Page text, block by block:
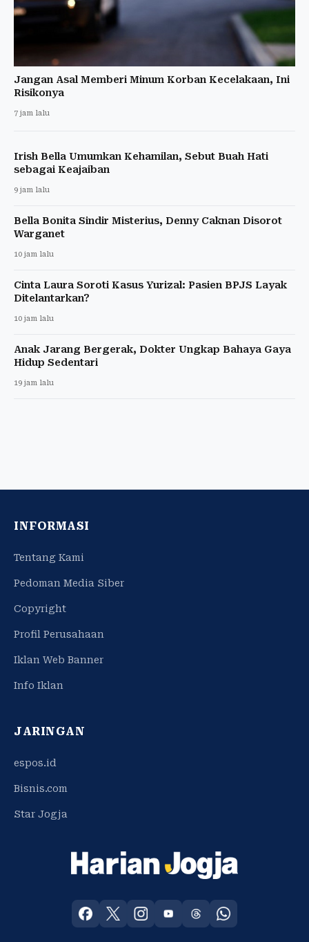
Jangan Asal Memberi Minum Korban Kecelakaan, Ini
Risikonya
7 jam lalu
Irish Bella Umumkan Kehamilan, Sebut Buah Hati
sebagai Keajaiban
9 jam lalu
Bella Bonita Sindir Misterius, Denny Caknan Disorot
Warganet
10 jam lalu
Cinta Laura Soroti Kasus Yurizal: Pasien BPJS Layak
Ditelantarkan?
10 jam lalu
Anak Jarang Bergerak, Dokter Ungkap Bahaya Gaya
Hidup Sedentari
19 jam lalu
INFORMASI
Tentang Kami
Pedoman Media Siber
Copyright
Profil Perusahaan
Iklan Web Banner
Info Iklan
JARINGAN
espos.id
Bisnis.com
Star Jogja